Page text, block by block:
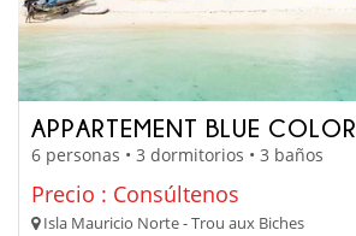
APPARTEMENT BLUE COLOR
6 personas • 3 dormitorios • 3 baños
Precio : Consúltenos
Isla Mauricio Norte - Trou aux Biches